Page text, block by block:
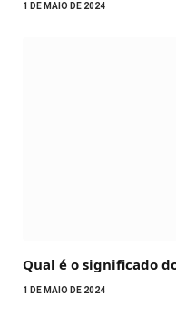
1 DE MAIO DE 2024
Qual é o significado
1 DE MAIO DE 2024